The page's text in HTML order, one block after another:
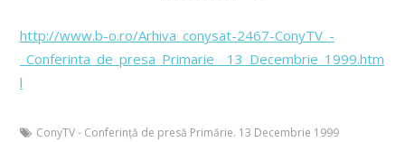
http://www.b-o.ro/Arhiva_conysat-2467-ConyTV_-
_Conferinta_de_presa_Primarie__13_Decembrie_1999.htm
l
ConyTV - Conferinţă de presă Primărie. 13 Decembrie 1999